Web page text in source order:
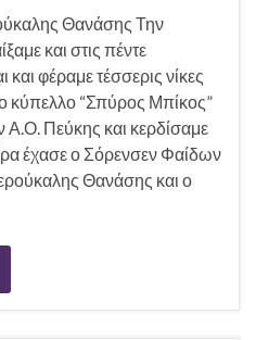
Θανάσης Την
και στις πέντε
φέραμε τέσσερις νίκες
κύπελλο “Σπύρος Μπίκος”
Α.Ο. Πεύκης και κερδίσαμε
έχασε ο Σόρενσεν Φαίδων
Θανάσης και ο